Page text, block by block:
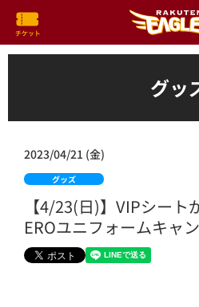
グッ
2023/04/21 (金)
グッズ
【4/23(日)】VIPシート
EROユニフォームキャ